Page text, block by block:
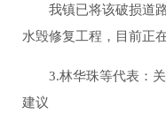
我镇已将该破损道路
水毁修复工程，目前正
3.林华珠等代表：关
建议